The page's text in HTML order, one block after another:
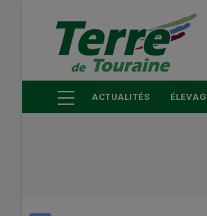
principal
ACTUALITÉS